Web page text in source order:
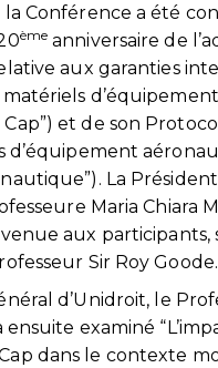
Conférence a été
ème anniversaire de
aux garanties
et de son
d’équipement
La
Maria Chiara
aux participants,
Sir Roy Goode.
d’Unidroit, le
ensuite examiné
dans le contexte